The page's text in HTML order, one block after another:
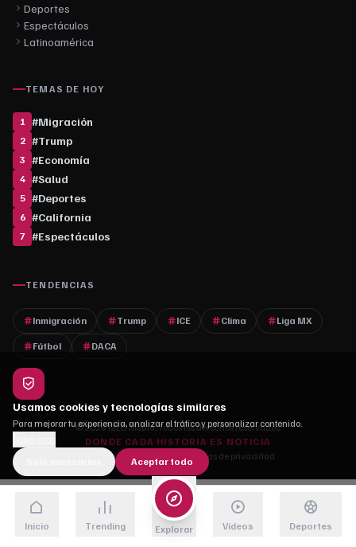
Deportes
Espectáculos
Latinoamérica
TEMAS DE HOY
1 #Migración
2 #Trump
3 #Economía
4 #Salud
5 #Deportes
6 #California
7 #Espectáculos
TENDENCIAS
Inmigración Trump ICE Clima Liga MX
Fútbol DACA
© 2026 MLC Media. Todos los derechos reservados.
DONDE CADA HISTORIA ES NOTICIA
Quiénes somos
Políticas de privacidad
Usamos cookies y tecnologías similares
Para mejorar tu experiencia, analizar el tráfico y personalizar contenido.
Aceptar todo
Inicio Trending Explorar Videos Deportes